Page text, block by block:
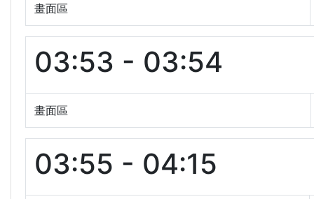
畫面區
03:53 - 03:54
畫面區
03:55 - 04:15